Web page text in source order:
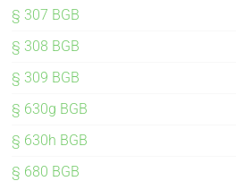
§ 307 BGB
§ 308 BGB
§ 309 BGB
§ 630g BGB
§ 630h BGB
§ 680 BGB